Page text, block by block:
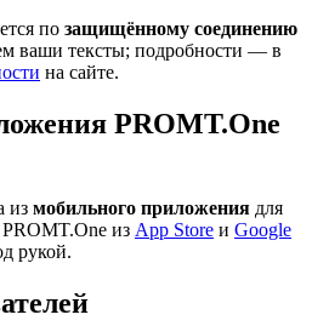
по защищённому соединению
ваши тексты; подробности — в
на сайте.
PROMT.One
из мобильного приложения для
из App Store и Google
рукой.